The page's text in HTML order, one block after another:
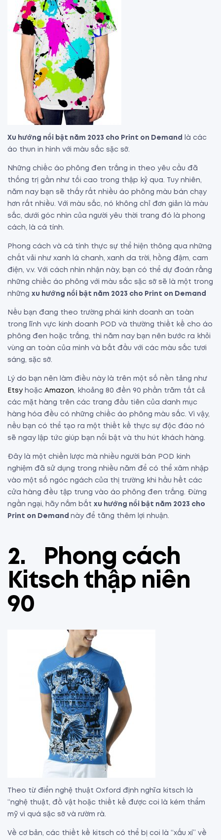
Xu hướng nổi bật năm 2023 cho Print on Demand
là các
áo thun in hình với màu sắc sặc sỡ.
Những chiếc áo phông đen trắng in theo yêu cầu đã
thống trị gần như tối cao trong thập kỷ qua. Tuy nhiên,
năm nay bạn sẽ thấy rất nhiều áo phông màu bán chạy
hơn rất nhiều. Với màu sắc, nó không chỉ đơn giản là màu
sắc, dưới góc nhìn của người yêu thời trang đó là phong
cách, là cá tính.
Phong cách và cá tính thực sự thể hiện thông qua những
chất vải như xanh lá chanh, xanh da trời, hồng đậm, cam
điện, v.v. Với cách nhìn nhận này, bạn có thể dự đoán rằng
những chiếc áo phông với màu sắc sặc sỡ sẽ là một trong
những xu hướng nổi bật năm 2023 cho Print on Demand
Nếu bạn đang theo trường phái kinh doanh an toàn
trong lĩnh vực kinh doanh POD và thường thiết kế cho áo
phông đen hoặc trắng, thì năm nay bạn nên bước ra khỏi
vùng an toàn của mình và bắt đầu với các màu sắc tươi
sáng, sặc sỡ.
Lý do bạn nên làm điều này là trên một số nền tảng như
Etsy hoặc Amazon, khoảng 80 đến 90 phần trăm tất cả
các mặt hàng trên các trang đầu tiên của danh mục
hàng hóa đều có những chiếc áo phông màu sắc. Vì vậy,
nếu bạn có thể tạo ra một thiết kế thực sự độc đáo nó
sẽ ngay lập tức giúp bạn nổi bật và thu hút khách hàng.
Đây là một chiến lược mà nhiều người bán POD kinh
nghiệm đã sử dụng trong nhiều năm để có thể xâm nhập
vào một số ngóc ngách của thị trường khi hầu hết các
cửa hàng đều tập trung vào áo phông đen trắng. Đừng
ngần ngại, hãy nắm bắt xu hướng nổi bật năm 2023 cho
Print on Demand này để tăng thêm lợi nhuận.
2.
Phong cách
Kitsch thập niên
90
Theo từ điển nghệ thuật Oxford định nghĩa kitsch là
“nghệ thuật, đồ vật hoặc thiết kế được coi là kém thẩm
mỹ vì quá sặc sỡ và rườm rà.
Về cơ bản, các thiết kế kitsch có thể bị coi là “xấu xí” về